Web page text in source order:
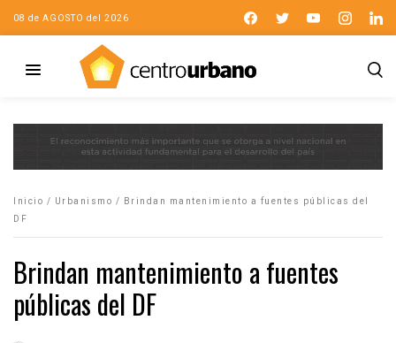
08 de AGOSTO del 2026
Inicio / Urbanismo /
Brindan mantenimiento a fuentes públicas del
DF
Brindan mantenimiento a fuentes
públicas del DF